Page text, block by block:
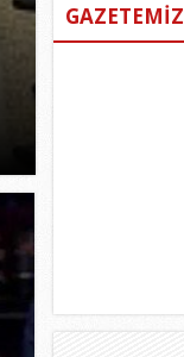
GAZETEMİZ